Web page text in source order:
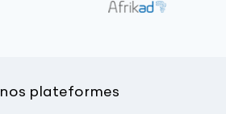
plateformes